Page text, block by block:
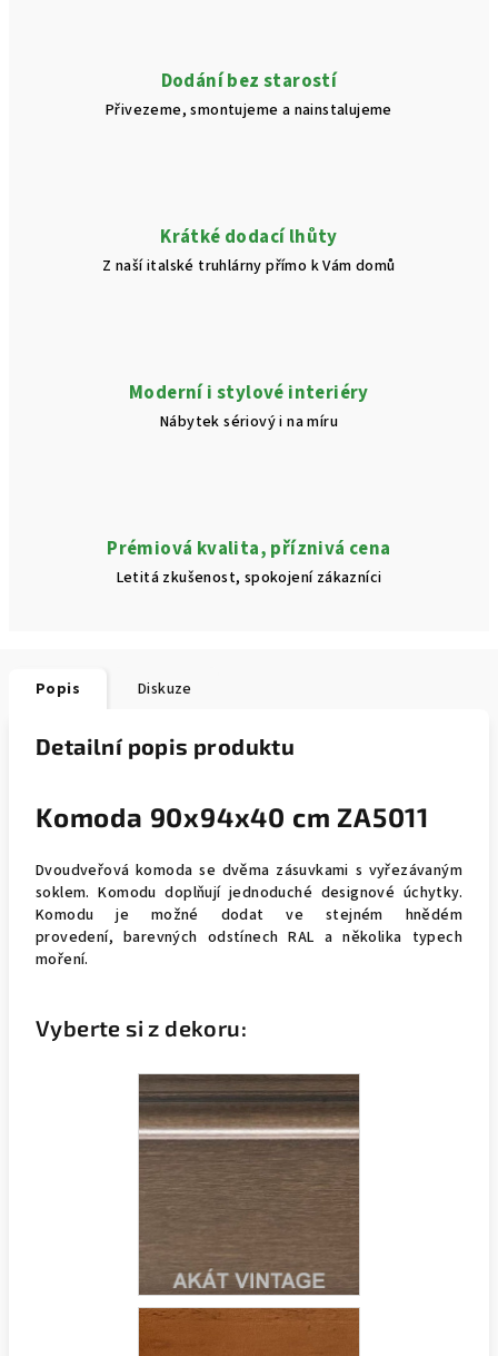
Dodání bez starostí
Přivezeme, smontujeme a nainstalujeme
Krátké dodací lhůty
Z naší italské truhlárny přímo k Vám domů
Moderní i stylové interiéry
Nábytek sériový i na míru
Prémiová kvalita, příznivá cena
Letitá zkušenost, spokojení zákazníci
Popis Diskuze
Detailní popis produktu
Komoda 90x94x40 cm ZA5011
Dvoudveřová komoda se dvěma zásuvkami s vyřezávaným
soklem. Komodu doplňují jednoduché designové úchytky.
Komodu je možné dodat ve stejném hnědém
provedení, barevných odstínech RAL a několika typech
moření.
Vyberte si z dekoru: